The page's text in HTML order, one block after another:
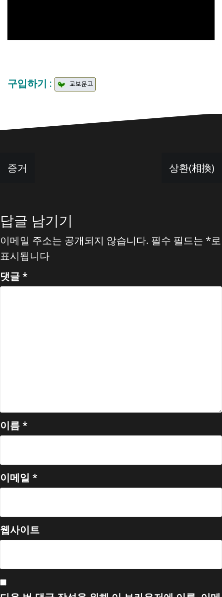
구입하기 :
글
탐증거 상환(相換)
답글 남기기
이메일 주소는 공개되지 않습니다. 필수 필드는 *로
표시됩니다
댓글*
이름*
이메일 *
웹사이트